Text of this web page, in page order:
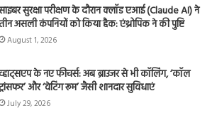
सुरक्षा परीक्षण के दौरान क्लॉड एआई (Claude AI) ने
असली कंपनियों को किया हैक: एंथ्रोपिक ने की पुष्टि
August 1, 2026
के नए फीचर्स: अब ब्राउजर से भी कॉलिंग, ‘कॉल
और ‘वेटिंग रूम’ जैसी शानदार सुविधाएं
July 29, 2026